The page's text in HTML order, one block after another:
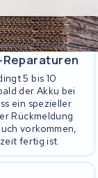
5 bis 10
der Akku bei
ein spezieller
Rückmeldung
vorkommen,
fertig ist.